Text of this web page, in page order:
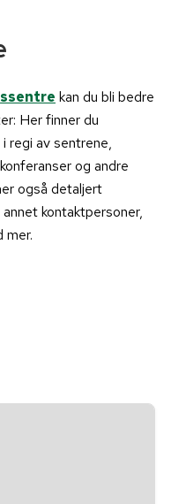
kan du bli bedre
Her finner du
regi av sentrene,
og andre
også detaljert
kontaktpersoner,
mer.